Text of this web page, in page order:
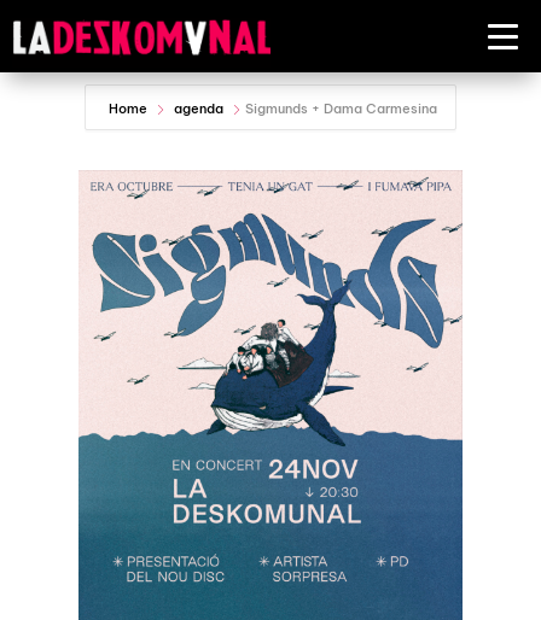
Home agenda Sigmunds + Dama Carmesina